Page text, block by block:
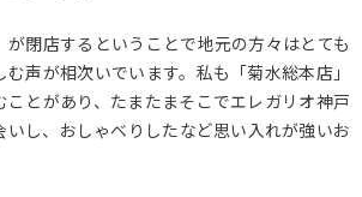
閉店するということで地元の方々はとても
声が相次いでいます。私も「菊水総本店」
ことがあり、たまたまそこでエレガリオ神戸
いし、おしゃべりしたなど思い入れが強いお